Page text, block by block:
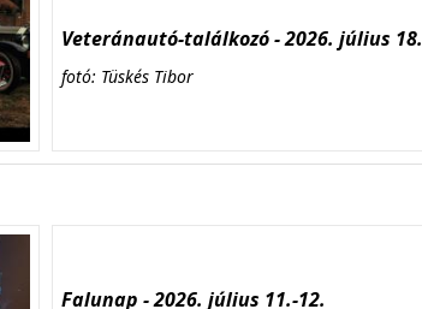
Veteránautó-találkozó - 2026. július 18.
fotó: Tüskés Tibor
Falunap - 2026. július 11.-12.